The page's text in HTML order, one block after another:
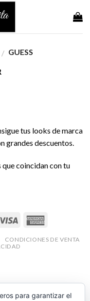
/ GUESS
tus looks de marca
grandes descuentos.
coincidan con tu
CONDICIONES DE VENTA
para garantizar el